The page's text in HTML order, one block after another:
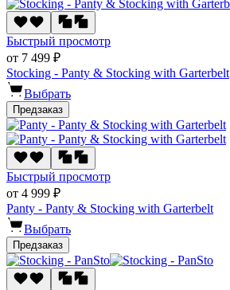
Быстрый просмотр
от 7 499 ₽
Stocking - Panty & Stocking with Garterbelt
Выбрать
Предзаказ
Быстрый просмотр
от 4 999 ₽
Panty - Panty & Stocking with Garterbelt
Выбрать
Предзаказ